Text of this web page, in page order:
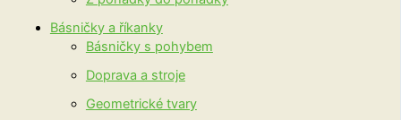
Básničky a říkanky
Básničky s pohybem
Doprava a stroje
Geometrické tvary